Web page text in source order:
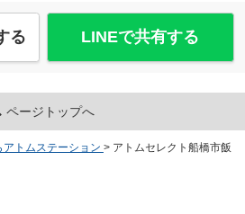
る LINEで共有する
ページトップへ
トムステーション > アトムセレクト船橋市飯